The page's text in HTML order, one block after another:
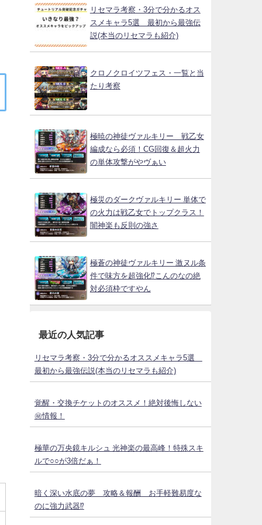
リセマラ考察・3分で分かるオス
スメキャラ5選 最初から最強伝
説(本当のリセマラも紹介)
クロノクロイツフェス・一覧と当
たり考察
極暁の神徒ヴァルキリー 戦乙女
編成なら必須！CG回復＆超火力
の単体攻撃がやヴぁい
極災のダークヴァルキリー 単体で
の火力は戦乙女でトップクラス！
闇神楽も反則の強さ
極蒼の神徒ヴァルキリー 激ヌル条
件で味方を超強化⁉こんのなの絶
対必須枠ですやん
最近の人気記事
リセマラ考察・3分で分かるオススメキャラ5選
最初から最強伝説(本当のリセマラも紹介)
覚醒・交換チケットのオススメ！絶対後悔しない
㊙情報！
極華の万央鏡キルシュ 光神楽の最高峰！特殊スキ
ルで○○が3倍だぁ！
暗く深い水底の夢 攻略＆報酬 お手軽難易度な
のに強力武器⁉